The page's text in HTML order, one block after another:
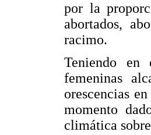
por la
abortados,
racimo.
Teniendo en
femeninas
orescencias
momento
climática